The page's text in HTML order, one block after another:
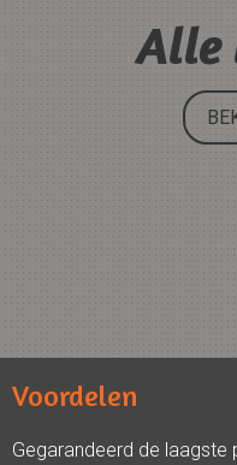
Alle
Voordelen
Gegarandeerd de laagste